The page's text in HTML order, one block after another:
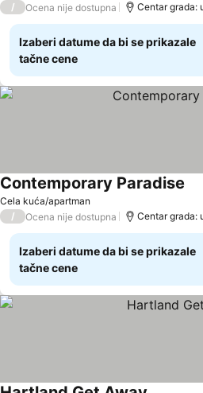
/ Ocena nije dostupna Centar grada:
Izaberi datume da bi se prikazale
tačne cene
Cela kuća/apartman
Contemporary Paradise
/ Ocena nije dostupna Centar grada:
Izaberi datume da bi se prikazale
tačne cene